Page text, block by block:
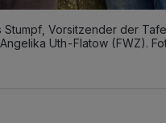
Vorsitzender der
Uth-Flatow (FWZ).